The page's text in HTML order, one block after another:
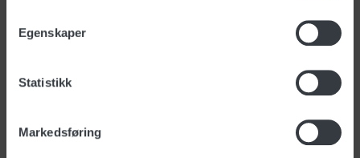
Egenskaper
Statistikk
Markedsføring
EUR 161